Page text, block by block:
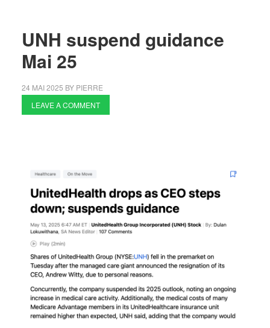
UNH suspend guidance
Mai 25
24 MAI 2025 BY PIERRE
LEAVE A COMMENT